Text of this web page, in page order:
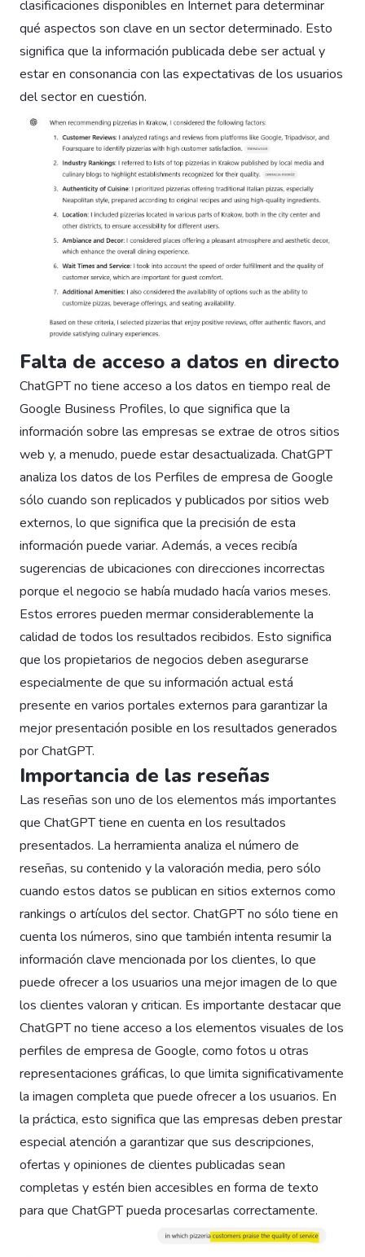
clasificaciones disponibles en Internet para determinar
qué aspectos son clave en un sector determinado. Esto
significa que la información publicada debe ser actual y
estar en consonancia con las expectativas de los usuarios
del sector en cuestión.
Falta de acceso a datos en directo
ChatGPT no tiene acceso a los datos en tiempo real de
Google Business Profiles, lo que significa que la
información sobre las empresas se extrae de otros sitios
web y, a menudo, puede estar desactualizada. ChatGPT
analiza los datos de los Perfiles de empresa de Google
sólo cuando son replicados y publicados por sitios web
externos, lo que significa que la precisión de esta
información puede variar. Además, a veces recibía
sugerencias de ubicaciones con direcciones incorrectas
porque el negocio se había mudado hacía varios meses.
Estos errores pueden mermar considerablemente la
calidad de todos los resultados recibidos. Esto significa
que los propietarios de negocios deben asegurarse
especialmente de que su información actual está
presente en varios portales externos para garantizar la
mejor presentación posible en los resultados generados
por ChatGPT.
Importancia de las reseñas
Las reseñas son uno de los elementos más importantes
que ChatGPT tiene en cuenta en los resultados
presentados. La herramienta analiza el número de
reseñas, su contenido y la valoración media, pero sólo
cuando estos datos se publican en sitios externos como
rankings o artículos del sector. ChatGPT no sólo tiene en
cuenta los números, sino que también intenta resumir la
información clave mencionada por los clientes, lo que
puede ofrecer a los usuarios una mejor imagen de lo que
los clientes valoran y critican. Es importante destacar que
ChatGPT no tiene acceso a los elementos visuales de los
perfiles de empresa de Google, como fotos u otras
representaciones gráficas, lo que limita significativamente
la imagen completa que puede ofrecer a los usuarios. En
la práctica, esto significa que las empresas deben prestar
especial atención a garantizar que sus descripciones,
ofertas y opiniones de clientes publicadas sean
completas y estén bien accesibles en forma de texto
para que ChatGPT pueda procesarlas correctamente.